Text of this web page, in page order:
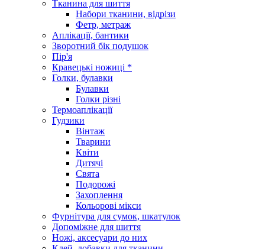
Тканина для шиття
Набори тканини, відрізи
Фетр, метраж
Аплікації, бантики
Зворотний бік подушок
Пір'я
Кравецькі ножиці *
Голки, булавки
Булавки
Голки різні
Термоаплікації
Гудзики
Вінтаж
Тварини
Квіти
Дитячі
Свята
Подорожі
Захоплення
Кольорові мікси
Фурнітура для сумок, шкатулок
Допоміжне для шиття
Ножі, аксесуари до них